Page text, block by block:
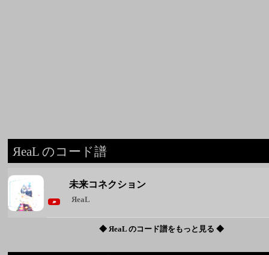
ЯeaL のコード譜
未来コネクション
ЯeaL
◆ ЯeaL のコード譜をもっと見る ◆